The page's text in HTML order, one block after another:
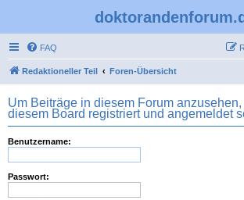
FAQ
Redaktioneller Teil Foren-Übersicht
Um Beiträge in diesem Forum
diesem Board registriert und angemeldet
Benutzername:
Passwort: